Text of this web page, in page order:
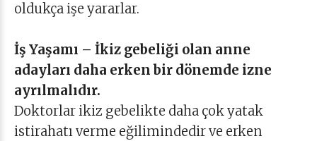
oldukça işe yararlar.
İş Yaşamı – İkiz gebeliği olan anne
adayları daha erken bir dönemde izne
ayrılmalıdır.
Doktorlar ikiz gebelikte daha çok yatak
istirahatı verme eğilimindedir ve erken